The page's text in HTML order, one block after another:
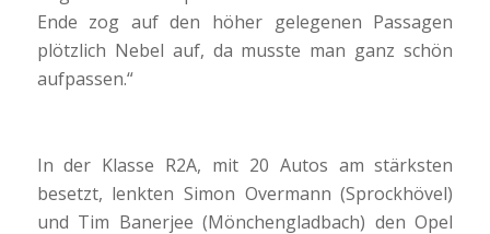
Ende zog auf den höher gelegenen Passagen
plötzlich Nebel auf, da musste man ganz schön
aufpassen.“
In der Klasse R2A, mit 20 Autos am stärksten
besetzt, lenkten Simon Overmann (Sprockhövel)
und Tim Banerjee (Mönchengladbach) den Opel